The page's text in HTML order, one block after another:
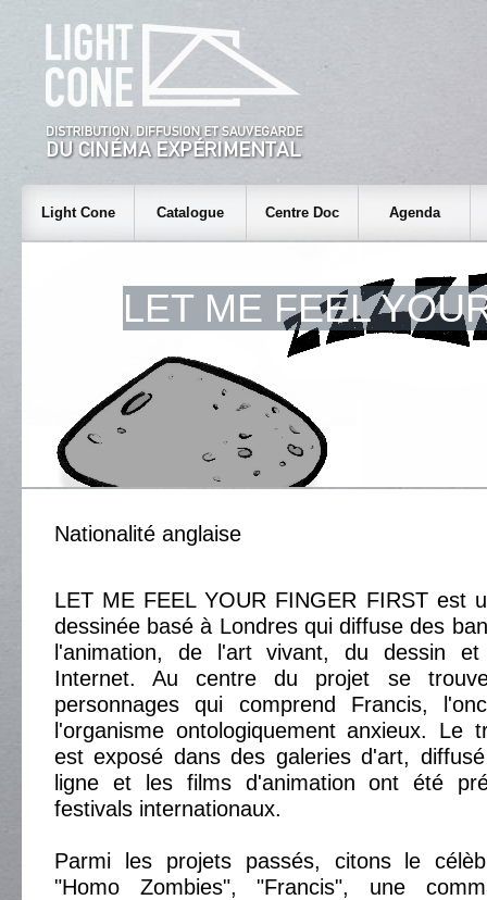
Light Cone Catalogue Centre Doc Agenda
LET ME FEEL
Nationalité anglaise
LET ME FEEL YOUR FINGER FIRST est
dessinée basé à Londres qui diffuse des
l'animation, de l'art vivant, du dessin
Internet. Au centre du projet se
personnages qui comprend Francis,
l'organisme ontologiquement anxieux. Le
est exposé dans des galeries d'art,
ligne et les films d'animation ont été
festivals internationaux.
Parmi les projets passés, citons le
"Homo Zombies", "Francis", une